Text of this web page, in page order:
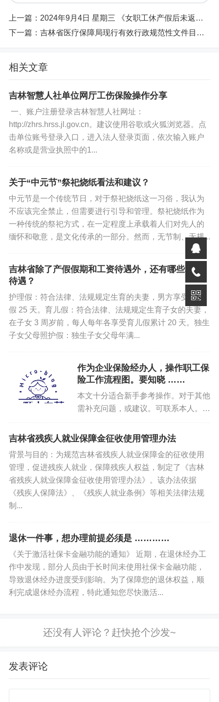
离婚的需提供载明房屋产权和债务归属的离婚协议或法
院判决书原件及复印件）。
证原件和委托公证书原件 4 份，主借款人不能委托他人
办理。
借款人及配偶 30 日内的个人信用报告（本人版）。
款职工住房公积金缴存使用证明》及至少 6 个月的公积
金缴存明细，或《住房公积金业务办理个人信息表》
（亮码可办）。
原商业贷款借款合同（原件及复印件）。
原商业贷款基本信息表（体现原商贷总额、余额，可通
过银行 APP 截图打印）及近 12 个月还款流水。
原商贷还款银行卡原件及复印件（银行卡正面与主借款
人身份证的人像面复印在同页纸上）。
注：复印件需用 A4 纸黑白复印（同比例等大，不得扩
代无法查询的，借款人需到房产局档案馆调档；退休年龄
晚于法定退休年龄的，可出具职称证、任职文件等证明材
料申请延长贷款期限。
如果您对本文有异议，请先阅读本站《免责声明》，如仍保
标签: 个人解读 经办操作 住房保障
你好优秀经办人微信公众号
上一篇： 2024年9月4日 星期三 《女职工休产假后未返岗引争议》
下一篇： 吉林省医疗保障局现行有效行政规范性文件目录（2024年7月末数据）
相关文章
吉林智慧人社单位网厅工伤保险操作分享
一、账户注册登录吉林智慧人社网址：
http://zhrs.hrss.jl.gov.cn。建议使用谷歌或火狐浏览器。点
击单位账号登录入口，进入法人登录页面，依次输入账户
名称或是营业执照中的1...
关于“中元节”祭祀烧纸看法和建议？
中元节是一个传统节日，对于祭祀烧纸这一习俗，我认为
不应该完全禁止，但需要进行引导和管理。祭祀烧纸作为
一种传统的祭祀方式，在一定程度上承载着人们对先人的
缅怀和敬意，是文化传承的一部分。然而，无节制、无规...
吉林省除了产假假期和工资待遇外，还有哪些相关
待遇？
护理假：符合法律、法规规定生育的夫妻，男方享受护理
假 25 天。育儿假：符合法律、法规规定生育子女的夫妻，
在子女 3 周岁前，每人每年各享受育儿假累计 20 天。独生
子女父母照护假：独生子女父母年满...
作为企业保险经办人，操作职工保
险工作流程图。要知晓 ……
本文十分适合新手参考操作。对于其他
需补充问题，或建议。可联系本人。尚
环节有问题，处理哪个环节。带有
可查...
吉林省残疾人就业保障金征收使用管理办法
背景与目的：为规范吉林省残疾人就业保障金的征收使用
管理，促进残疾人就业，保障残疾人权益，制定了《吉林
省残疾人就业保障金征收使用管理办法》。该办法依据
《残疾人保障法》、《残疾人就业条例》等相关法律法规
制...
退休一件事，想办理前提必须是 …………
《关于激活社保卡金融功能的通知》 近期，在退休经办工
作中发现，部分人员由于长时间未使用社保卡金融功能，
导致退休经办进度受到影响。为了保障您的退休权益，顺
利完成退休经办流程，特此通知您尽快激活...
发表评论